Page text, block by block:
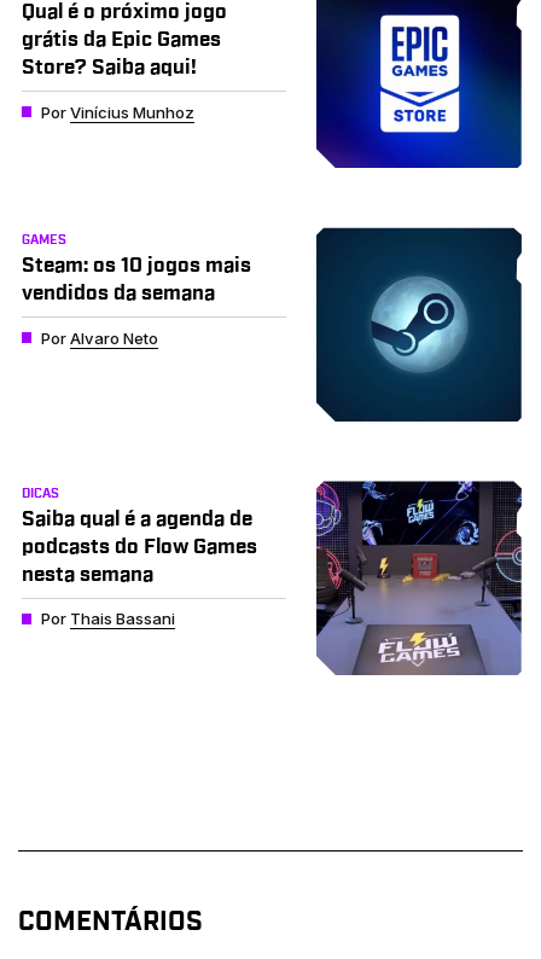
Qual é o próximo jogo
grátis da Epic Games
Store? Saiba aqui!
PorVinícius Munhoz
GAMES
Steam: os 10 jogos mais
vendidos da semana
PorAlvaro Neto
DICAS
Saiba qual é a agenda de
podcasts do Flow Games
nesta semana
Por Thais Bassani
COMENTÁRIOS